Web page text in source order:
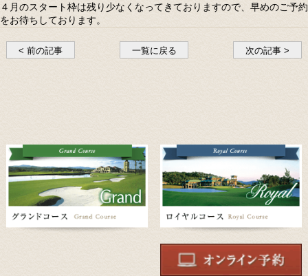
４月のスタート枠は残り少なくなってきておりますので、早めのご予約
をお待ちしております。
< 前の記事 一覧に戻る 次の記事 >